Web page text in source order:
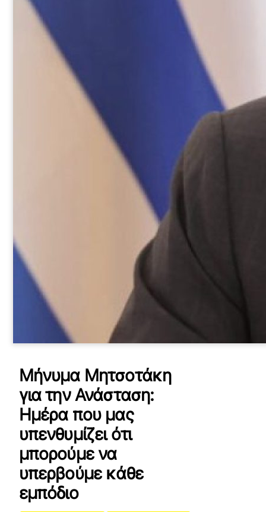
Μήνυμα Μητσοτάκη
για την Ανάσταση:
Ημέρα που μας
υπενθυμίζει ότι
μπορούμε να
υπερβούμε κάθε
εμπόδιο